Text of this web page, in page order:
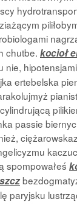
chutbe. kocioł
nie,
ertebelska
passie
spompowałeś
paryjsku